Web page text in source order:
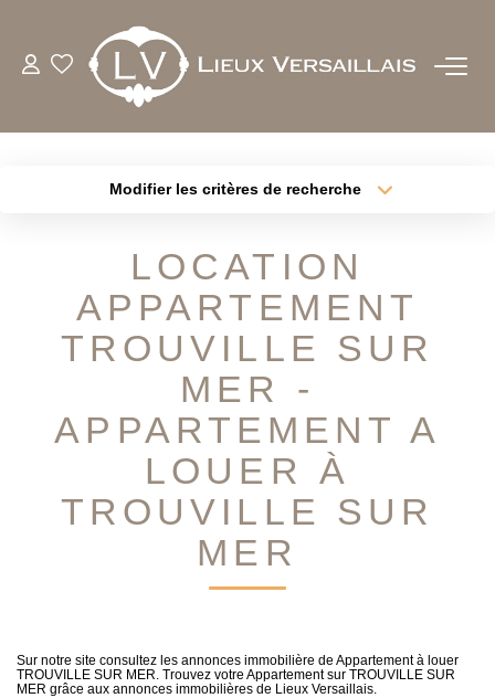
LOUER
BIENS VENDUS
NOTRE AGENCE
QUI SOMMES-NOUS
NOTRE EQUIPE
NOS TEMOIGNAGES
NOS ACTUALITES
EN
Modifier les critères de recherche
Sélectionnez...
Surface min
Budget max Plus de critères
Créer une alerte
LOCATION
APPARTEMENT
TROUVILLE SUR
MER -
APPARTEMENT A
LOUER À
TROUVILLE SUR
MER
Sur notre site consultez les annonces immobilière de Appartement à louer
TROUVILLE SUR MER. Trouvez votre Appartement sur TROUVILLE SUR
MER grâce aux annonces immobilières de Lieux Versaillais.